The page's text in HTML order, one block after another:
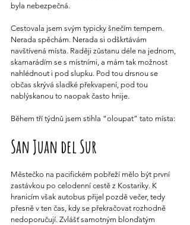
byla nebezpečná.
Cestovala jsem svým typicky šnečím tempem.
Nerada spěchám. Nerada si odškrtávám
navštívená místa. Raději zůstanu déle na jednom,
skamarádím se s místními, a mám tak možnost
nahlédnout i pod slupku. Pod tou drsnou se
občas skrývá sladké překvapení, pod tou
nablýskanou to naopak často hnije.
Během tří týdnů jsem stihla “oloupat” tato místa:
San Juan del Sur
Městečko na pacifickém pobřeží mělo být první
zastávkou po celodenní cestě z Kostariky. K
hranicím však autobus přijel pozdě večer, tedy
přesně v ten čas, kdy se překračovat rozhodně
nedoporučují. Zvlášť samotným blonďatým